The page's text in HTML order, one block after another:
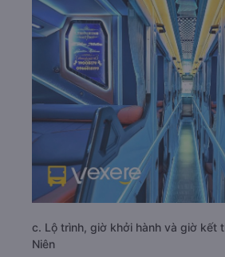
c. Lộ trình, giờ khởi hành và giờ kết
Niên